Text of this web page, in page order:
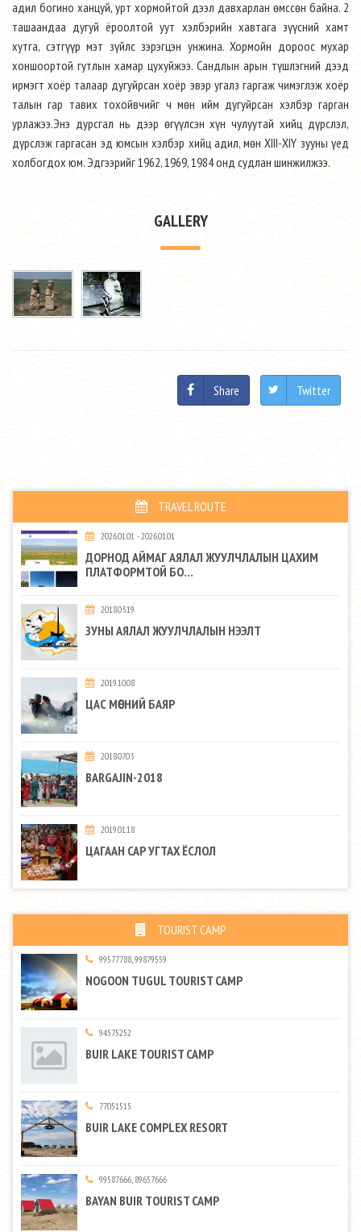
адил богино ханцуй, урт хормойтой дээл давхарлан өмссөн байна. 2
ташаандаа дугуй ёроолтой уут хэлбэрийн хавтага зүүсний хамт
хутга, сэтгүүр мэт зүйлс зэрэгцэн унжина. Хормойн дороос мухар
хоншоортой гутлын хамар цухуйжээ. Сандлын арын түшлэгний дээд
ирмэгт хоёр талаар дугуйрсан хоёр эвэр угалз гаргаж чимэглэж хоёр
талын гар тавих тохойвчийг ч мөн ийм дугуйрсан хэлбэр гарган
урлажээ.Энэ дурсгал нь дээр өгүүлсэн хүн чулуутай хийц дүрслэл,
дүрслэж гаргасан эд юмсын хэлбэр хийц адил, мөн XIII-XIY зууны үед
холбогдох юм. Эдгээрийг 1962, 1969, 1984 онд судлан шинжилжээ.
GALLERY
Share Twitter
TRAVEL ROUTE
2026.01.01 - 2026.01.01
ДОРНОД АЙМАГ АЯЛАЛ ЖУУЛЧЛАЛЫН ЦАХИМ
ПЛАТФОРМТОЙ БО...
2018.03.19
ЗУНЫ АЯЛАЛ ЖУУЛЧЛАЛЫН НЭЭЛТ
2019.10.08
ЦАС МӨСНИЙ БАЯР
2018.07.03
BARGAJIN-2018
2019.01.18
ЦАГААН САР УГТАХ ЁСЛОЛ
TOURIST CAMP
99577788, 99879559
NOGOON TUGUL TOURIST CAMP
94575252
BUIR LAKE TOURIST CAMP
77051515
BUIR LAKE COMPLEX RESORT
99587666, 89657666
BAYAN BUIR TOURIST CAMP